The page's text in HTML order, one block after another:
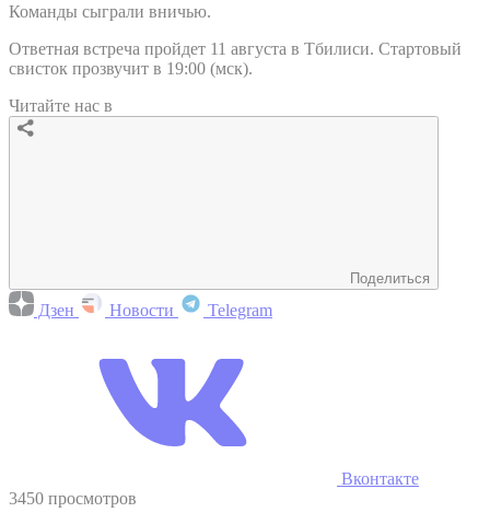
Команды сыграли вничью.
Ответная встреча пройдет 11 августа в Тбилиси. Стартовый
свисток прозвучит в 19:00 (мск).
Читайте нас в
Поделиться
Дзен Новости Telegram
Вконтакте
3450 просмотров